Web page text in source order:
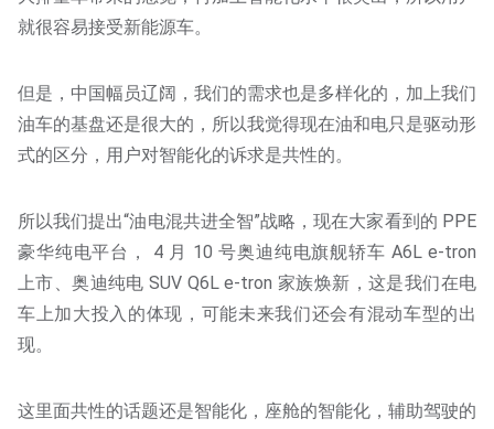
就很容易接受新能源车。
但是，中国幅员辽阔，我们的需求也是多样化的，加上我们
油车的基盘还是很大的，所以我觉得现在油和电只是驱动形
式的区分，用户对智能化的诉求是共性的。
所以我们提出“油电混共进全智”战略，现在大家看到的 PPE
豪华纯电平台， 4 月 10 号奥迪纯电旗舰轿车 A6L e-tron
上市、奥迪纯电 SUV Q6L e-tron 家族焕新，这是我们在电
车上加大投入的体现，可能未来我们还会有混动车型的出
现。
这里面共性的话题还是智能化，座舱的智能化，辅助驾驶的